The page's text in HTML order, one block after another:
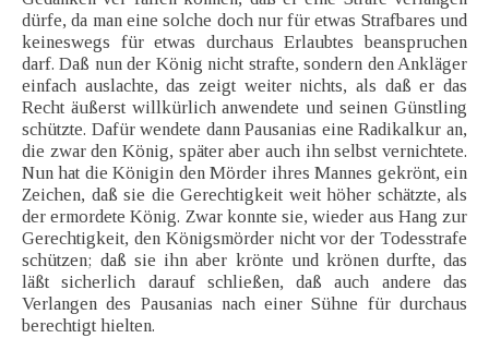
dürfe, da man eine solche doch nur für etwas Strafbares und
keineswegs für etwas durchaus Erlaubtes beanspruchen
darf. Daß nun der König nicht strafte, sondern den Ankläger
einfach auslachte, das zeigt weiter nichts, als daß er das
Recht äußerst willkürlich anwendete und seinen Günstling
schützte. Dafür wendete dann Pausanias eine Radikalkur an,
die zwar den König, später aber auch ihn selbst vernichtete.
Nun hat die Königin den Mörder ihres Mannes gekrönt, ein
Zeichen, daß sie die Gerechtigkeit weit höher schätzte, als
der ermordete König. Zwar konnte sie, wieder aus Hang zur
Gerechtigkeit, den Königsmörder nicht vor der Todesstrafe
schützen; daß sie ihn aber krönte und krönen durfte, das
läßt sicherlich darauf schließen, daß auch andere das
Verlangen des Pausanias nach einer Sühne für durchaus
berechtigt hielten.